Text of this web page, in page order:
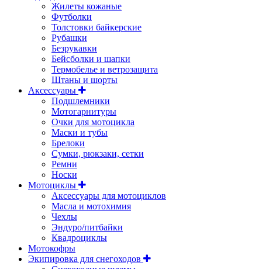
Жилеты кожаные
Футболки
Толстовки байкерские
Рубашки
Безрукавки
Бейсболки и шапки
Термобелье и ветрозащита
Штаны и шорты
Аксессуары
Подшлемники
Мотогарнитуры
Очки для мотоцикла
Маски и тубы
Брелоки
Сумки, рюкзаки, сетки
Ремни
Носки
Мотоциклы
Аксессуары для мотоциклов
Масла и мотохимия
Чехлы
Эндуро/питбайки
Квадроциклы
Мотокофры
Экипировка для снегоходов